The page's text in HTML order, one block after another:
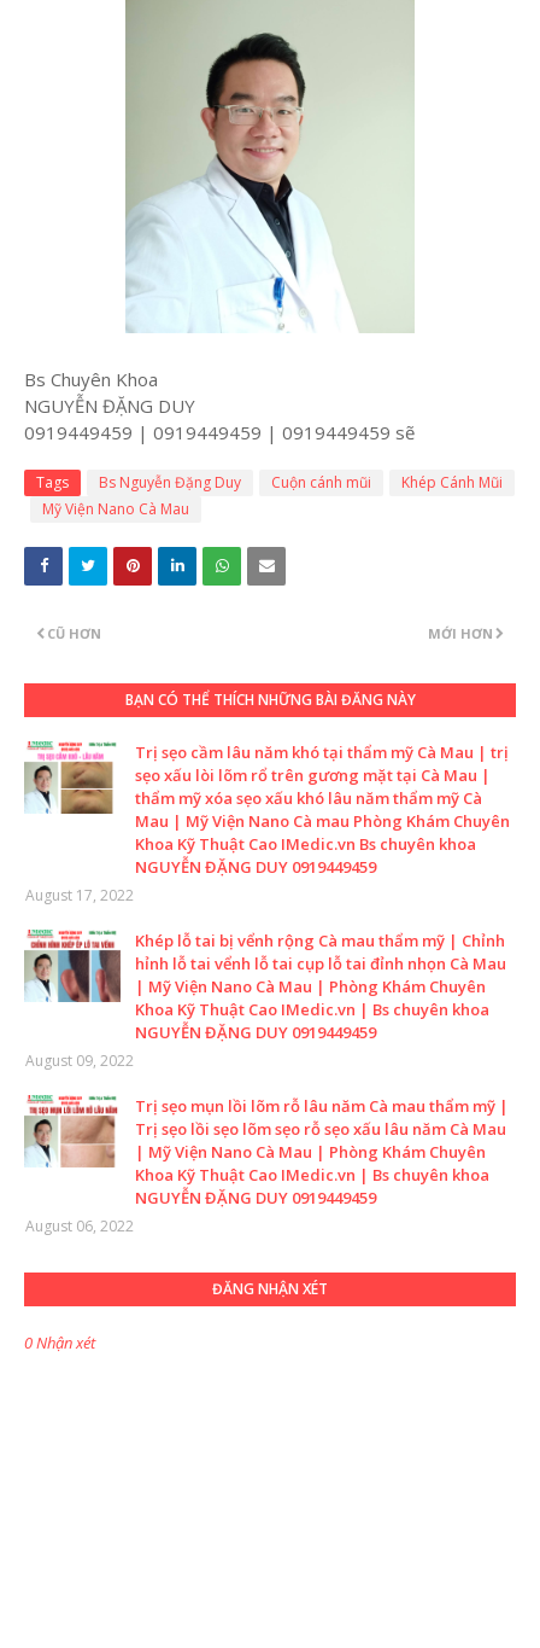
Bs Chuyên Khoa
NGUYỄN ĐẶNG DUY
0919449459 | 0919449459 | 0919449459 sẽ
Tags Bs Nguyễn Đặng Duy Cuộn cánh mũi
Khép Cánh Mũi
Mỹ Viện Nano Cà Mau
MỚI HƠN
CŨ HƠN
BẠN CÓ THỂ THÍCH NHỮNG BÀI ĐĂNG NÀY
Trị sẹo cầm lâu năm khó tại thẩm mỹ Cà Mau | trị
sẹo xấu lòi lõm rổ trên gương mặt tại Cà Mau |
thẩm mỹ xóa sẹo xấu khó lâu năm thẩm mỹ Cà
Mau | Mỹ Viện Nano Cà mau Phòng Khám Chuyên
Khoa Kỹ Thuật Cao IMedic.vn Bs chuyên khoa
NGUYỄN ĐẶNG DUY 0919449459
August 17, 2022
Khép lỗ tai bị vểnh rộng Cà mau thẩm mỹ | Chỉnh
hỉnh lỗ tai vểnh lỗ tai cụp lỗ tai đỉnh nhọn Cà Mau
| Mỹ Viện Nano Cà Mau | Phòng Khám Chuyên
Khoa Kỹ Thuật Cao IMedic.vn | Bs chuyên khoa
NGUYỄN ĐẶNG DUY 0919449459
August 09, 2022
Trị sẹo mụn lồi lõm rỗ lâu năm Cà mau thẩm mỹ |
Trị sẹo lồi sẹo lõm sẹo rỗ sẹo xấu lâu năm Cà Mau
| Mỹ Viện Nano Cà Mau | Phòng Khám Chuyên
Khoa Kỹ Thuật Cao IMedic.vn | Bs chuyên khoa
NGUYỄN ĐẶNG DUY 0919449459
August 06, 2022
ĐĂNG NHẬN XÉT
0 Nhận xét